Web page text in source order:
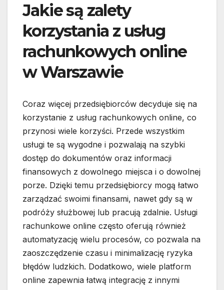
Jakie są zalety
korzystania z usług
rachunkowych online
w Warszawie
Coraz więcej przedsiębiorców decyduje się na
korzystanie z usług rachunkowych online, co
przynosi wiele korzyści. Przede wszystkim
usługi te są wygodne i pozwalają na szybki
dostęp do dokumentów oraz informacji
finansowych z dowolnego miejsca i o dowolnej
porze. Dzięki temu przedsiębiorcy mogą łatwo
zarządzać swoimi finansami, nawet gdy są w
podróży służbowej lub pracują zdalnie. Usługi
rachunkowe online często oferują również
automatyzację wielu procesów, co pozwala na
zaoszczędzenie czasu i minimalizację ryzyka
błędów ludzkich. Dodatkowo, wiele platform
online zapewnia łatwą integrację z innymi